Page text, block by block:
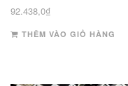
92.438,0₫
THÊM VÀO GIỎ HÀNG